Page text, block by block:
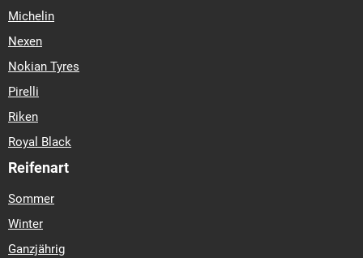
Michelin
Nexen
Nokian Tyres
Pirelli
Riken
Royal Black
Reifenart
Sommer
Winter
Ganzjährig